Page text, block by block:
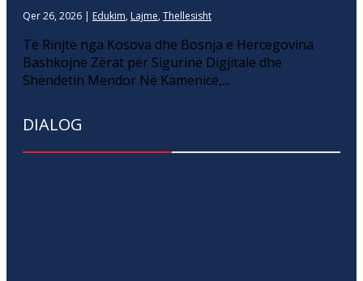
Qer 26, 2026 | Edukim, Lajme, Thellesisht
Të Rinjtë nga Kosova dhe Bosnja e Hercegovina
Bashkojnë Zërat për Sigurinë Digjitale dhe
Shëndetin Mendor Në Kamenicë,...
DIALOG